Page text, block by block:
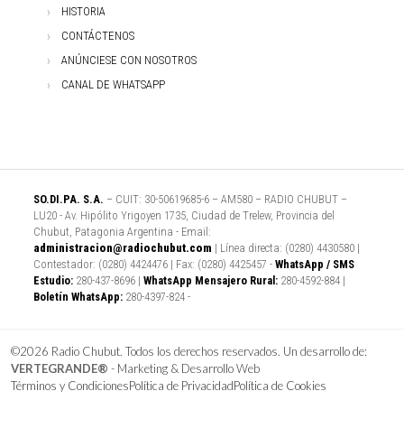
HISTORIA
CONTÁCTENOS
ANÚNCIESE CON NOSOTROS
CANAL DE WHATSAPP
SO.DI.PA. S.A. – CUIT: 30-50619685-6 – AM580 – RADIO CHUBUT –
LU20 - Av. Hipólito Yrigoyen 1735, Ciudad de Trelew, Provincia del
Chubut, Patagonia Argentina - Email:
administracion@radiochubut.com | Línea directa: (0280) 4430580 |
Contestador: (0280) 4424476 | Fax: (0280) 4425457 - WhatsApp / SMS
Estudio: 280-437-8696 | WhatsApp Mensajero Rural: 280-4592-884 |
Boletín WhatsApp: 280-4397-824 -
©2026 Radio Chubut. Todos los derechos reservados. Un desarrollo de:
VERTEGRANDE® - Marketing & Desarrollo Web
Términos y CondicionesPolítica de PrivacidadPolítica de Cookies